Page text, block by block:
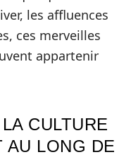
les affluences
ces merveilles
appartenir
CULTURE
AU LONG DE